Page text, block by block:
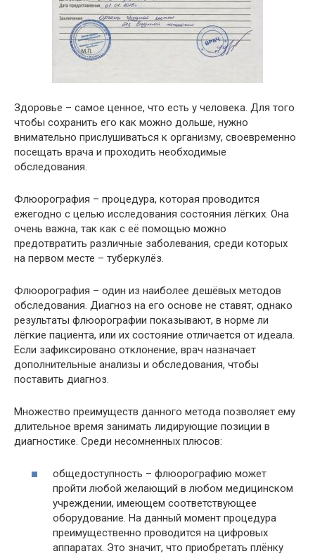
Здоровье – самое ценное, что есть у человека. Для того
чтобы сохранить его как можно дольше, нужно
внимательно прислушиваться к организму, своевременно
посещать врача и проходить необходимые
обследования.
Флюорография – процедура, которая проводится
ежегодно с целью исследования состояния лёгких. Она
очень важна, так как с её помощью можно
предотвратить различные заболевания, среди которых
на первом месте – туберкулёз.
Флюорография – один из наиболее дешёвых методов
обследования. Диагноз на его основе не ставят, однако
результаты флюорографии показывают, в норме ли
лёгкие пациента, или их состояние отличается от идеала.
Если зафиксировано отклонение, врач назначает
дополнительные анализы и обследования, чтобы
поставить диагноз.
Множество преимуществ данного метода позволяет ему
длительное время занимать лидирующие позиции в
диагностике. Среди несомненных плюсов:
общедоступность – флюорографию может
пройти любой желающий в любом медицинском
учреждении, имеющем соответствующее
оборудование. На данный момент процедура
преимущественно проводится на цифровых
аппаратах. Это значит, что приобретать плёнку